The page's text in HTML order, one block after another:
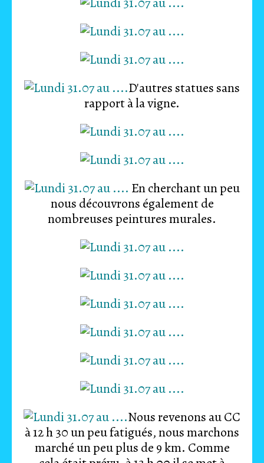
D'autres statues sans
rapport à la vigne.
En cherchant un peu
nous découvrons également de
nombreuses peintures murales.
Nous revenons au CC
à 12 h 30 un peu fatigués, nous marchons
marché un peu plus de 9 km. Comme